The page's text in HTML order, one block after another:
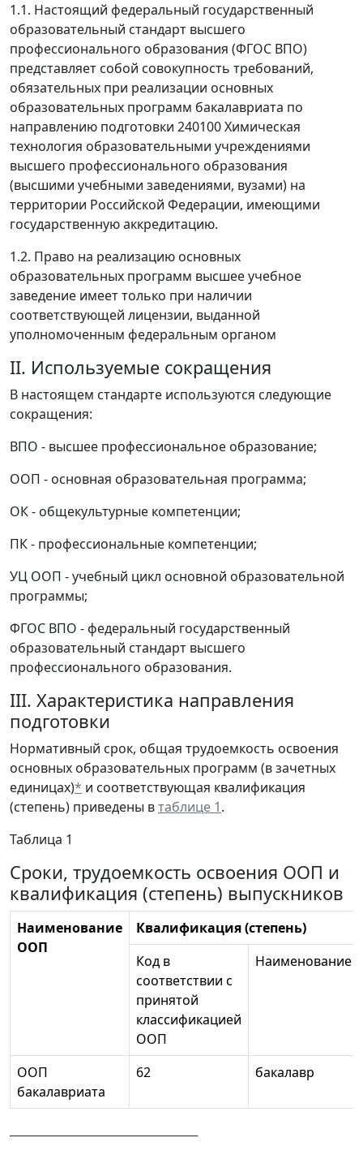
1.1. Настоящий федеральный государственный
образовательный стандарт высшего
профессионального образования (ФГОС ВПО)
представляет собой совокупность требований,
обязательных при реализации основных
образовательных программ бакалавриата по
направлению подготовки 240100 Химическая
технология образовательными учреждениями
высшего профессионального образования
(высшими учебными заведениями, вузами) на
территории Российской Федерации, имеющими
государственную аккредитацию.
1.2. Право на реализацию основных
образовательных программ высшее учебное
заведение имеет только при наличии
соответствующей лицензии, выданной
уполномоченным федеральным органом
II. Используемые сокращения
В настоящем стандарте используются следующие
сокращения:
ВПО - высшее профессиональное образование;
ООП - основная образовательная программа;
ОК - общекультурные компетенции;
ПК - профессиональные компетенции;
УЦ ООП - учебный цикл основной образовательной
программы;
ФГОС ВПО - федеральный государственный
образовательный стандарт высшего
профессионального образования.
III. Характеристика направления
подготовки
Нормативный срок, общая трудоемкость освоения
основных образовательных программ (в зачетных
единицах)* и соответствующая квалификация
(степень) приведены втаблице 1.
Таблица 1
Сроки, трудоемкость освоения ООП и
квалификация (степень) выпускников
Наименование
ООП
Квалификация (степень)
Код в
соответствии с
принятой
классификацией
ООП
Наименование
ООП
бакалавриата
62 бакалавр